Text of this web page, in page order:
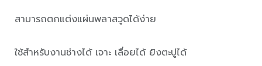
สามารถตกแต่งแผ่นพลาสวูดได้ง่าย
ใช้สำหรับงานช่างได้ เจาะ เลื่อยได้ ยิงตะปูได้